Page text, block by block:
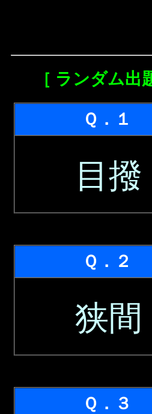
［ ランダム出
Ｑ．１
目撥
Ｑ．２
狭間
Ｑ．３